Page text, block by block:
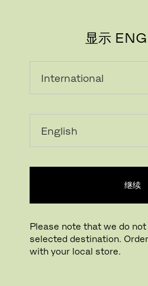
显示
继续
Please note that we do
selected destination.
with your local store.